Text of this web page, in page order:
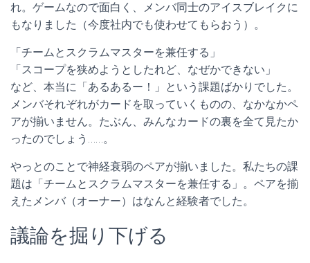
れ。ゲームなので面白く、メンバ同士のアイスブレイクに
もなりました（今度社内でも使わせてもらおう）。
「チームとスクラムマスターを兼任する」
「スコープを狭めようとしたれど、なぜかできない」
など、本当に「あるあるー！」という課題ばかりでした。
メンバそれぞれがカードを取っていくものの、なかなかペ
アが揃いません。たぶん、みんなカードの裏を全て見たか
ったのでしょう……。
やっとのことで神経衰弱のペアが揃いました。私たちの課
題は「チームとスクラムマスターを兼任する」。ペアを揃
えたメンバ（オーナー）はなんと経験者でした。
議論を掘り下げる